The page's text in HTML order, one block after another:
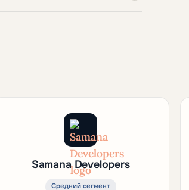
Samana Developers
Средний сегмент